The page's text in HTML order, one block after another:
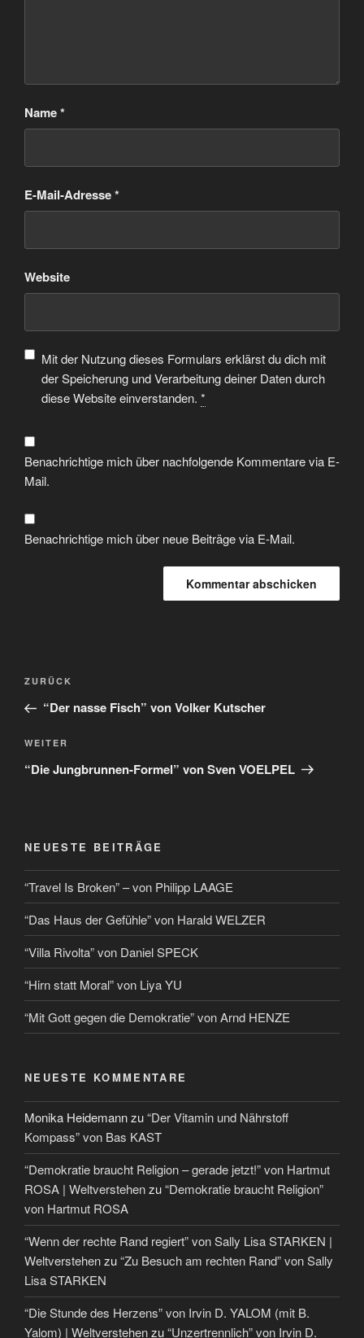
Name*
E-Mail-Adresse*
Website
Mit der Nutzung dieses Formulars erklärst du dich mit
der Speicherung und Verarbeitung deiner Daten durch
diese Website einverstanden. *
Benachrichtige mich über nachfolgende Kommentare via E-
Mail.
Benachrichtige mich über neue Beiträge via E-Mail.
ZURÜCK
“Der nasse Fisch” von Volker Kutscher
WEITER
“Die Jungbrunnen-Formel” von Sven VOELPEL
NEUESTE BEITRÄGE
“Travel Is Broken” – von Philipp LAAGE
“Das Haus der Gefühle” von Harald WELZER
“Villa Rivolta” von Daniel SPECK
“Hirn statt Moral” von Liya YU
“Mit Gott gegen die Demokratie” von Arnd HENZE
NEUESTE KOMMENTARE
Monika Heidemannzu“Der Vitamin und Nährstoff
Kompass” von Bas KAST
“Demokratie braucht Religion – gerade jetzt!” von Hartmut
ROSA | Weltverstehenzu“Demokratie braucht Religion”
von Hartmut ROSA
“Wenn der rechte Rand regiert” von Sally Lisa STARKEN |
Weltverstehenzu“Zu Besuch am rechten Rand” von Sally
Lisa STARKEN
“Die Stunde des Herzens” von Irvin D. YALOM (mit B.
Yalom) | Weltverstehenzu“Unzertrennlich” von Irvin D.